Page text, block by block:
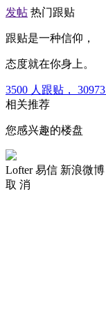
发帖 热门跟贴
跟贴是一种信仰，
态度就在你身上。
3500 人跟贴， 30973
相关推荐
您感兴趣的楼盘
Lofter 易信 新浪微博
取 消